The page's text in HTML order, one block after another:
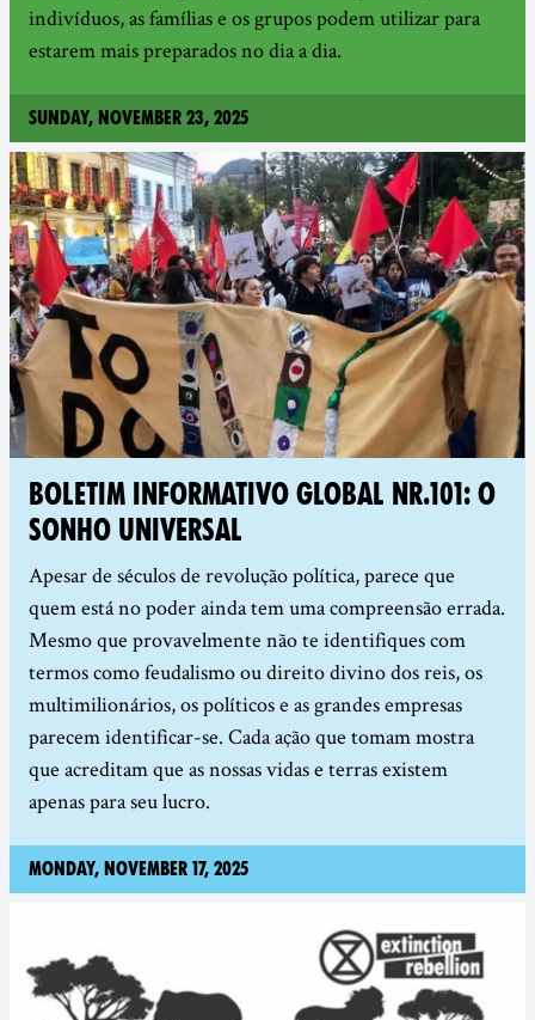
indivíduos, as famílias e os grupos podem utilizar para
estarem mais preparados no dia a dia.
Sunday, November 23, 2025
BOLETIM INFORMATIVO GLOBAL NR.101: O
SONHO UNIVERSAL
Apesar de séculos de revolução política, parece que
quem está no poder ainda tem uma compreensão errada.
Mesmo que provavelmente não te identifiques com
termos como feudalismo ou direito divino dos reis, os
multimilionários, os políticos e as grandes empresas
parecem identificar-se. Cada ação que tomam mostra
que acreditam que as nossas vidas e terras existem
apenas para seu lucro.
Monday, November 17, 2025